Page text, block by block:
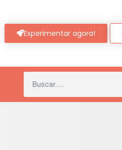
Experimentar agora!